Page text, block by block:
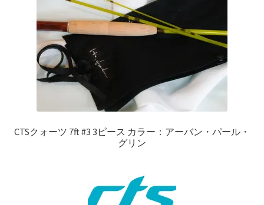
CTSクォーツ 7ft #3 3ピース カラー：アーバン・パール・
グリン